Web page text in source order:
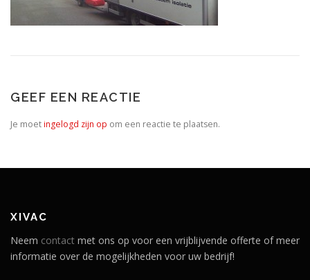
GEEF EEN REACTIE
Je moetingelogd zijn op om een reactie te plaatsen.
XIVAC
Neem contact met ons op voor een vrijblijvende offerte of meer
informatie over de mogelijkheden voor uw bedrijf!